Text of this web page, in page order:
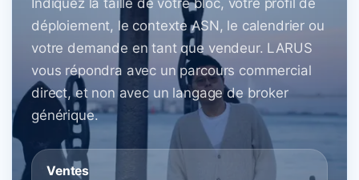
Indiquez la taille de votre bloc, votre profil de
déploiement, le contexte ASN, le calendrier ou
votre demande en tant que vendeur. LARUS
vous répondra avec un parcours commercial
direct, et non avec un langage de broker
générique.
Ventes